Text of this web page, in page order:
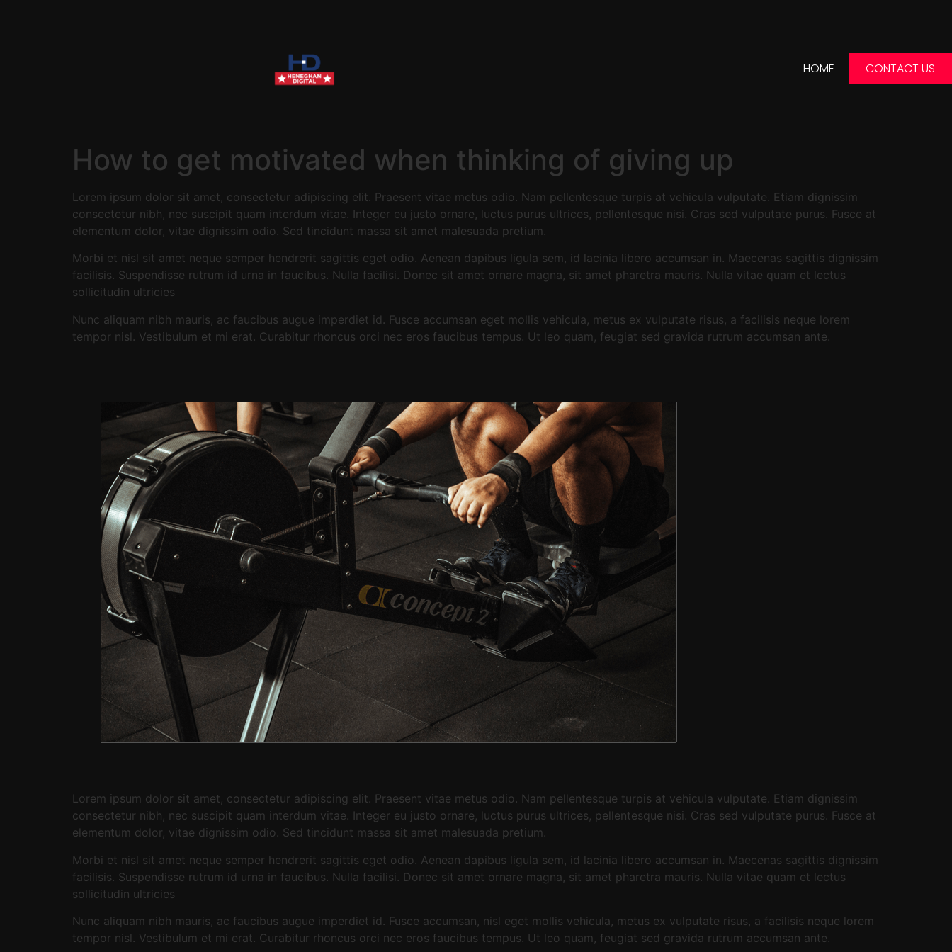
HOME CONTACT US
How to get motivated when thinking of giving up
Lorem ipsum dolor sit amet, consectetur adipiscing elit. Praesent vitae metus odio. Nam pellentesque turpis at vehicula vulputate. Etiam dignissim
consectetur nibh, nec suscipit quam interdum vitae. Integer eu justo ornare, luctus purus ultrices, pellentesque nisi. Cras sed vulputate purus. Fusce at
elementum dolor, vitae dignissim odio. Sed tincidunt massa sit amet malesuada pretium.
Morbi et nisl sit amet neque semper hendrerit sagittis eget odio. Aenean dapibus ligula sem, id lacinia libero accumsan in. Maecenas sagittis dignissim
facilisis. Suspendisse rutrum id urna in faucibus. Nulla facilisi. Donec sit amet ornare magna, sit amet pharetra mauris. Nulla vitae quam et lectus
sollicitudin ultricies
Nunc aliquam nibh mauris, ac faucibus augue imperdiet id. Fusce accumsan eget mollis vehicula, metus ex vulputate risus, a facilisis neque lorem
tempor nisl. Vestibulum et mi erat. Curabitur rhoncus orci nec eros faucibus tempus. Ut leo quam, feugiat sed gravida rutrum accumsan ante.
Lorem ipsum dolor sit amet, consectetur adipiscing elit. Praesent vitae metus odio. Nam pellentesque turpis at vehicula vulputate. Etiam dignissim
consectetur nibh, nec suscipit quam interdum vitae. Integer eu justo ornare, luctus purus ultrices, pellentesque nisi. Cras sed vulputate purus. Fusce at
elementum dolor, vitae dignissim odio. Sed tincidunt massa sit amet malesuada pretium.
Morbi et nisl sit amet neque semper hendrerit sagittis eget odio. Aenean dapibus ligula sem, id lacinia libero accumsan in. Maecenas sagittis dignissim
facilisis. Suspendisse rutrum id urna in faucibus. Nulla facilisi. Donec sit amet ornare magna, sit amet pharetra mauris. Nulla vitae quam et lectus
sollicitudin ultricies
Nunc aliquam nibh mauris, ac faucibus augue imperdiet id. Fusce accumsan, nisl eget mollis vehicula, metus ex vulputate risus, a facilisis neque lorem
tempor nisl. Vestibulum et mi erat. Curabitur rhoncus orci nec eros faucibus tempus. Ut leo quam, feugiat sed gravida rutrum accumsan ante.